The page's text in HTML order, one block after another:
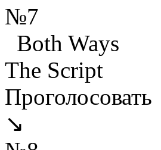
№7
Both Ways
The Script
Проголосовать
↘